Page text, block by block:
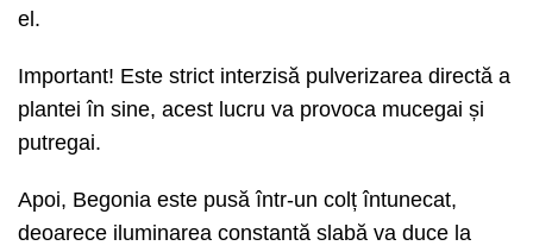
el.
Important! Este strict interzisă pulverizarea directă a
plantei în sine, acest lucru va provoca mucegai și
putregai.
Apoi, Begonia este pusă într-un colț întunecat,
deoarece iluminarea constantă slabă va duce la